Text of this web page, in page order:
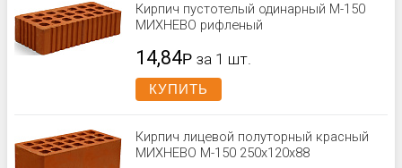
Кирпич пустотелый одинарный М-150
МИХНЕВО рифленый
14,84Р за 1 шт.
КУПИТЬ
Кирпич лицевой полуторный красный
МИХНЕВО М-150 250x120x88